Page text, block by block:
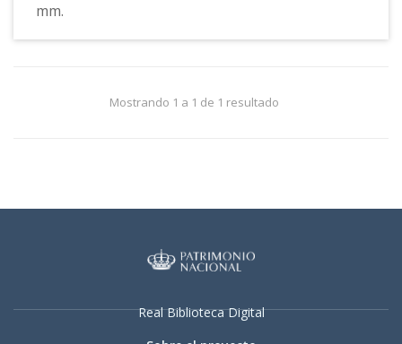
mm.
Mostrando 1 a 1 de 1 resultado
Real Biblioteca Digital